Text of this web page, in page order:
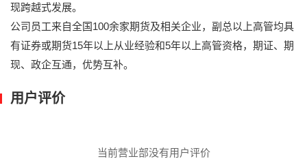
现跨越式发展。
公司员工来自全国100余家期货及相关企业，副总以上高管均具
有证券或期货15年以上从业经验和5年以上高管资格，期证、期
现、政企互通，优势互补。
用户评价
当前营业部没有用户评价